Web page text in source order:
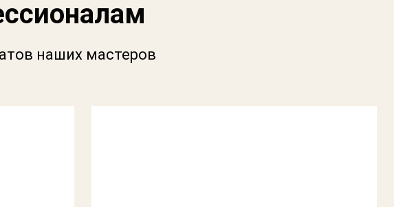
наших мастеров